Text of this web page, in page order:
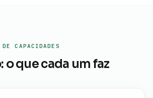
DE CAPACIDADES
o que cada um faz